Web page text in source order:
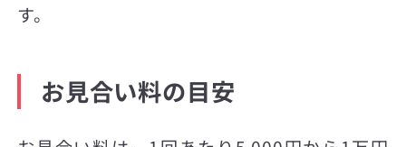
す。
お見合い料の目安